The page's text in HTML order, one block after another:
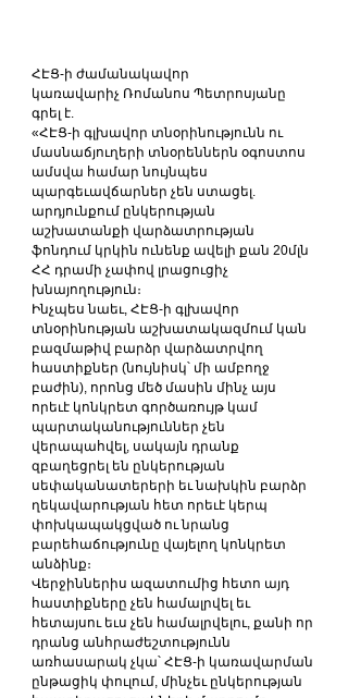
ՀԷՑ-ի ժամանակավոր
կառավարիչ Ռոմանոս Պետրոսյանը
գրել է.
«ՀԷՑ-ի գլխավոր տնօրինությունն ու
մասնաճյուղերի տնօրեններն օգոստոս
ամսվա համար նույնպես
պարգեւավճարներ չեն ստացել.
արդյունքում ընկերության
աշխատանքի վարձատրության
ֆոնդում կրկին ունենք ավելի քան 20մլն
ՀՀ դրամի չափով լրացուցիչ
խնայողություն։
Ինչպես նաեւ, ՀԷՑ-ի գլխավոր
տնօրինության աշխատակազմում կան
բազմաթիվ բարձր վարձատրվող
հաստիքներ (նույնիսկ՝ մի ամբողջ
բաժին), որոնց մեծ մասին մինչ այս
որեւէ կոնկրետ գործառույթ կամ
պարտականություններ չեն
վերապահվել, սակայն դրանք
զբաղեցրել են ընկերության
սեփականատերերի եւ նախկին բարձր
ղեկավարության հետ որեւէ կերպ
փոխկապակցված ու նրանց
բարեհաճությունը վայելող կոնկրետ
անձինք։
Վերջիններիս ազատումից հետո այդ
հաստիքները չեն համալրվել եւ
հետայսու եւս չեն համալրվելու, քանի որ
դրանց անհրաժեշտությունն
առհասարակ չկա՝ ՀԷՑ-ի կառավարման
ընթացիկ փուլում, մինչեւ ընկերության